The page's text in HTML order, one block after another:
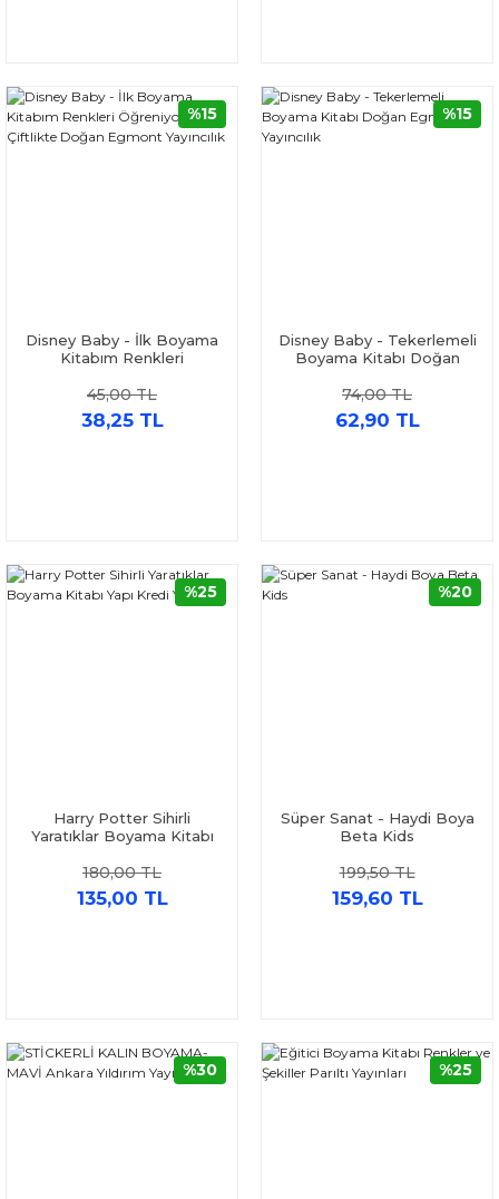
Disney Baby - İlk Boyama
Kitabım Renkleri
Doğan Egmont Yayıncılık
45,00 TL
38,25 TL
%15
Disney Baby - Tekerlemeli
Boyama Kitabı Doğan
74,00 TL
62,90 TL
%15
Harry Potter Sihirli
Yaratıklar Boyama Kitabı
180,00 TL
135,00 TL
%25
Süper Sanat - Haydi Boya
Beta Kids
199,50 TL
159,60 TL
%20
%30 %25